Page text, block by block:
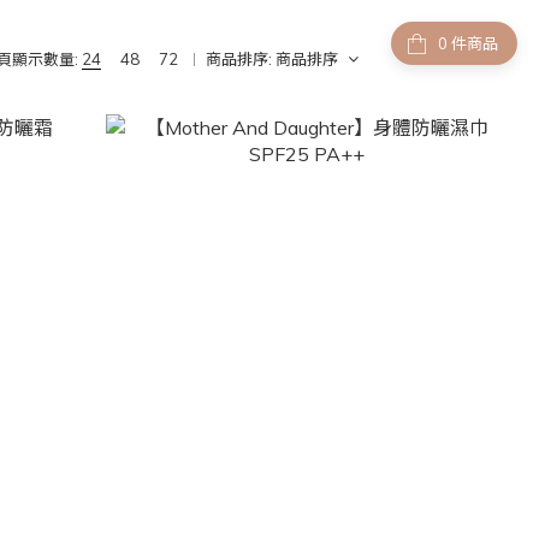
件商品
顯示數量: 24 48 72 商品排序: 商品排序